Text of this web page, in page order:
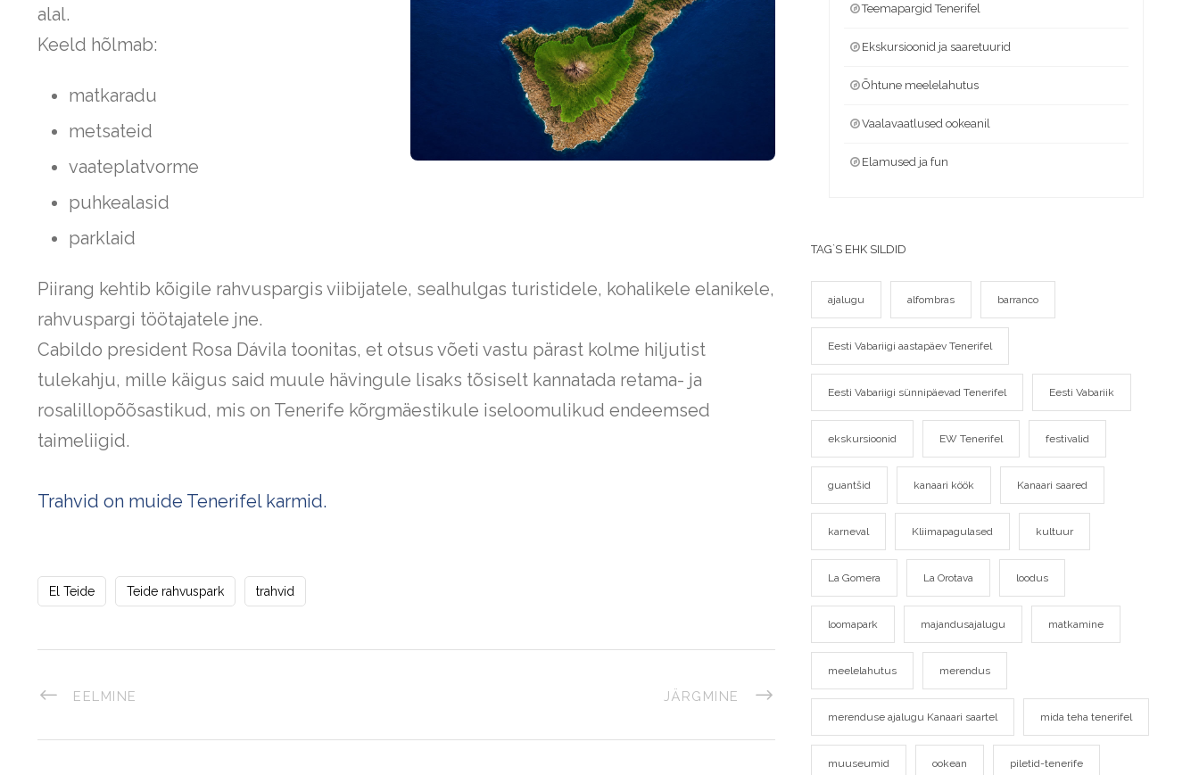
alal.
Keeld hõlmab:
matkaradu
metsateid
vaateplatvorme
puhkealasid
parklaid
Piirang kehtib kõigile rahvuspargis viibijatele, sealhulgas turistidele, kohalikele elanikele,
rahvuspargi töötajatele jne.
Cabildo president Rosa Dávila toonitas, et otsus võeti vastu pärast kolme hiljutist
tulekahju, mille käigus said muule hävingule lisaks tõsiselt kannatada retama- ja
rosalillopõõsastikud, mis on Tenerife kõrgmäestikule iseloomulikud endeemsed
taimeliigid.
Trahvid on muide Tenerifel karmid.
El Teide Teide rahvuspark trahvid
EELMINE JÄRGMINE
Teemapargid Tenerifel
Ekskursioonid ja saaretuurid
Õhtune meelelahutus
Vaalavaatlused ookeanil
Elamused ja fun
TAG`S EHK SILDID
ajalugu alfombras barranco
Eesti Vabariigi aastapäev Tenerifel
Eesti Vabariigi sünnipäevad Tenerifel Eesti Vabariik
ekskursioonid EW Tenerifel festivalid
guantšid kanaari köök Kanaari saared
karneval Kliimapagulased kultuur
La Gomera La Orotava loodus
loomapark majandusajalugu matkamine
meelelahutus merendus
merenduse ajalugu Kanaari saartel mida teha tenerifel
muuseumid ookean piletid-tenerife